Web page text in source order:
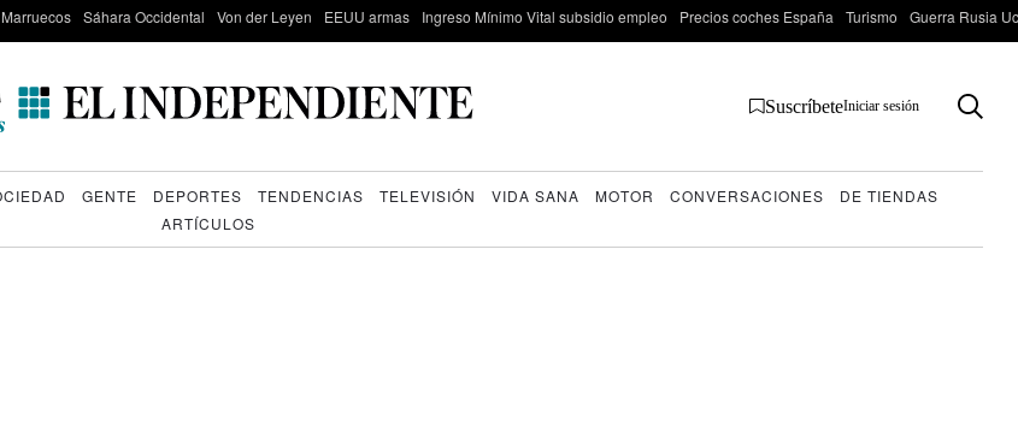
Marruecos Sáhara Occidental Von der Leyen EEUU armas Ingreso Mínimo Vital subsidio empleo Precios coches España Turismo Guerra Rusia
SuscríbeteIniciar sesión
GENTE DEPORTES TENDENCIAS TELEVISIÓN VIDA SANA MOTOR CONVERSACIONES
DE TIENDAS
ARTÍCULOS